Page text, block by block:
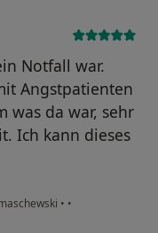
Notfall war.
Angstpatienten
was da war, sehr
Ich kann dieses
• •